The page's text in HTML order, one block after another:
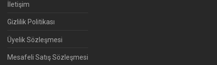
İletişim
Gizlilik Politikası
Üyelik Sözleşmesi
Mesafeli Satış Sözleşmesi